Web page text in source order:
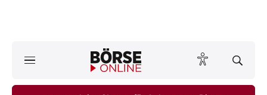
ktuelle Ausgabe BÖRSE ONLINE lesen